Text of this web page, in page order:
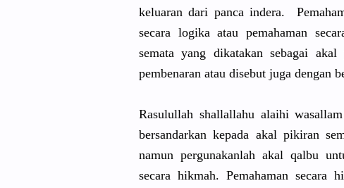
keluaran dari panca indera.
secara logika atau pemahaman
semata yang dikatakan sebagai
pembenaran atau disebut juga dengan
Rasulullah shallallahu alaihi
bersandarkan kepada akal pikiran
namun pergunakanlah akal qalbu
secara hikmah. Pemahaman secara